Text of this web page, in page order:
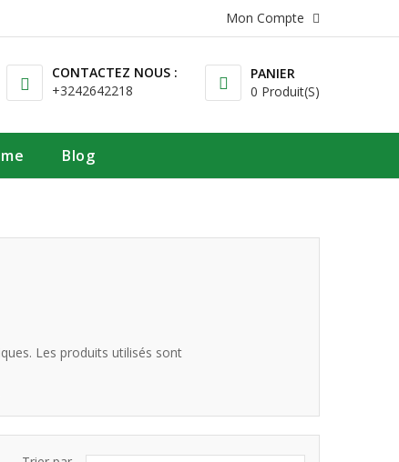
Mon Compte
PANIER
0 Produit(s)
CONTACTEZ NOUS :
+3242642218
Blog
Les produits utilisés sont